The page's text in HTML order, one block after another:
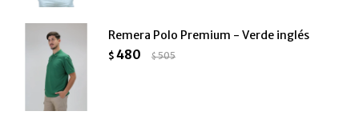
Remera Polo Premium - Verde inglés
$ 480 $505